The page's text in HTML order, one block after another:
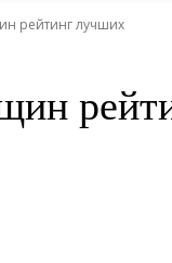
рейтинг лучших